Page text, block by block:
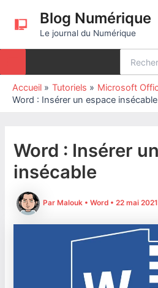
Blog Numérique
Le journal du Numérique
Accueil Tutoriels Microsoft
Word : Insérer un espace insécable
Word : Insérer
insécable
Par Malouk •Word •22 mai 2021